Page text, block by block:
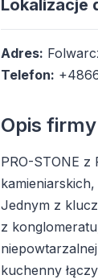
Lokalizacje
Adres:
Telefon:
Opis firmy
PRO-STONE
Jednym z
z
kuchenny